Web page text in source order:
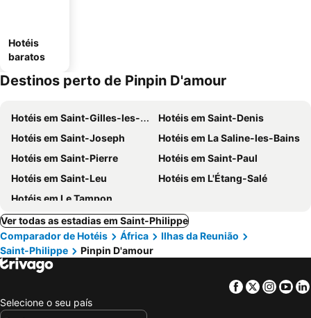
Hotéis
baratos
Destinos perto de Pinpin D'amour
Hotéis em Saint-Gilles-les-Bains
Hotéis em Saint-Denis
Hotéis em Saint-Joseph
Hotéis em La Saline-les-Bains
Hotéis em Saint-Pierre
Hotéis em Saint-Paul
Hotéis em Saint-Leu
Hotéis em L'Étang-Salé
Hotéis em Le Tampon
Ver todas as estadias em Saint-Philippe
Comparador de Hotéis
África
Ilhas da Reunião
Saint-Philippe
Pinpin D'amour
Facebook
Twitter
Selecione o seu país